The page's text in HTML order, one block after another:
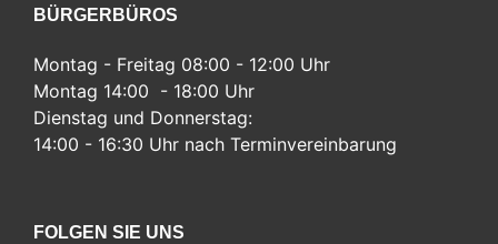
BÜRGERBÜROS
Montag - Freitag 08:00 - 12:00 Uhr
Montag 14:00 - 18:00 Uhr
Dienstag und Donnerstag:
14:00 - 16:30 Uhr nach Terminvereinbarung
FOLGEN SIE UNS